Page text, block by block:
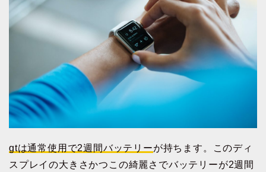
gtは通常使用で2週間バッテリーが持ちます。このディ
スプレイの大きさかつこの綺麗さでバッテリーが2週間